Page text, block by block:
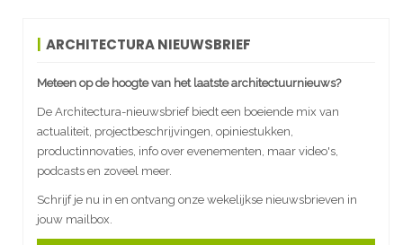
ARCHITECTURA NIEUWSBRIEF
Meteen op de hoogte van het laatste architectuurnieuws?
De Architectura-nieuwsbrief biedt een boeiende mix van
actualiteit, projectbeschrijvingen, opiniestukken,
productinnovaties, info over evenementen, maar video's,
podcasts en zoveel meer.
Schrijf je nu in en ontvang onze wekelijkse nieuwsbrieven in
jouw mailbox.